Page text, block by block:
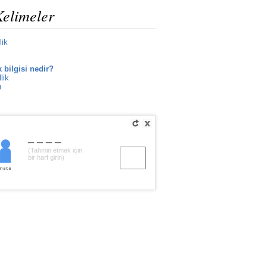
bilgisi nedir?
(Tahmin etmek için
bir harf girin)